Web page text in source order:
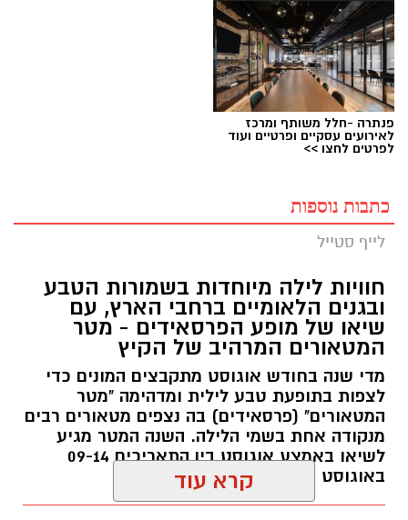
פנתרה -חלל משותף ומרכז
לאירועים עסקיים ופרטיים ועוד
לפרטים לחצו >>
כתבות נוספות
לייף סטייל
חוויות לילה מיוחדות בשמורות הטבע
ובגנים הלאומיים ברחבי הארץ, עם
שיאו של מופע הפרסאידים - מטר
המטאורים המרהיב של הקיץ
מדי שנה בחודש אוגוסט מתקבצים המונים כדי
לצפות בתופעת טבע לילית ומדהימה "מטר
המטאורים" (פרסאידים) בה נצפים מטאורים רבים
מנקודה אחת בשמי הלילה. השנה המטר מגיע
לשיאו באמצע אוגוסט בין התאריכים 09-14
באוגוסט 2026.
קרא עוד